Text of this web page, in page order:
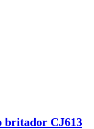
britador CJ613